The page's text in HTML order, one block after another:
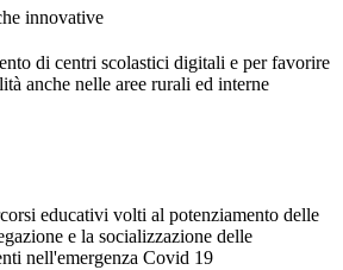
innovative
di centri scolastici digitali e per favorire
anche nelle aree rurali ed interne
educativi volti al potenziamento delle
e la socializzazione delle
nell'emergenza Covid 19